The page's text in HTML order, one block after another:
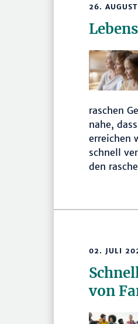
26.
raschen
nahe,
erreichen
schnell
den
02. JULI
von